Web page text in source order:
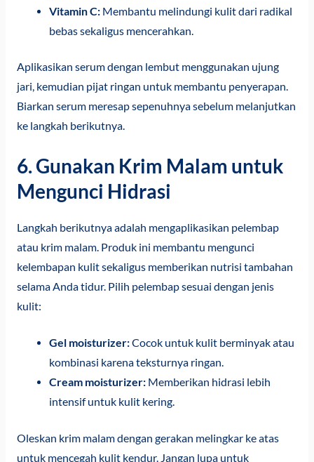
Vitamin C: Membantu melindungi kulit dari radikal
bebas sekaligus mencerahkan.
Aplikasikan serum dengan lembut menggunakan ujung
jari, kemudian pijat ringan untuk membantu penyerapan.
Biarkan serum meresap sepenuhnya sebelum melanjutkan
ke langkah berikutnya.
6. Gunakan Krim Malam untuk
Mengunci Hidrasi
Langkah berikutnya adalah mengaplikasikan pelembap
atau krim malam. Produk ini membantu mengunci
kelembapan kulit sekaligus memberikan nutrisi tambahan
selama Anda tidur. Pilih pelembap sesuai dengan jenis
kulit:
Gel moisturizer:Cocok untuk kulit berminyak atau
kombinasi karena teksturnya ringan.
Cream moisturizer: Memberikan hidrasi lebih
intensif untuk kulit kering.
Oleskan krim malam dengan gerakan melingkar ke atas
untuk mencegah kulit kendur. Jangan lupa untuk